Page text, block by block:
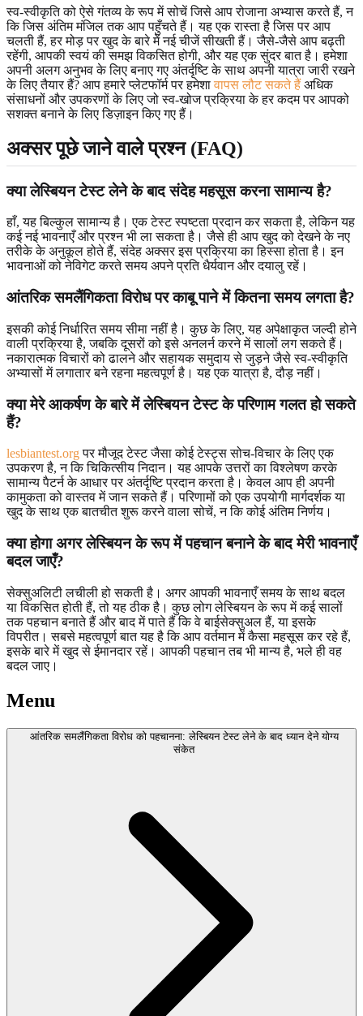
स्व-स्वीकृति को ऐसे गंतव्य के रूप में सोचें जिसे आप रोजाना अभ्यास करते हैं, न
कि जिस अंतिम मंजिल तक आप पहुँचते हैं। यह एक रास्ता है जिस पर आप
चलती हैं, हर मोड़ पर खुद के बारे में नई चीजें सीखती हैं। जैसे-जैसे आप बढ़ती
रहेंगी, आपकी स्वयं की समझ विकसित होगी, और यह एक सुंदर बात है। हमेशा
अपनी अलग अनुभव के लिए बनाए गए अंतर्दृष्टि के साथ अपनी यात्रा जारी रखने
के लिए तैयार हैं? आप हमारे प्लेटफॉर्म पर हमेशावापस लौट सकते हैं अधिक
संसाधनों और उपकरणों के लिए जो स्व-खोज प्रक्रिया के हर कदम पर आपको
सशक्त बनाने के लिए डिज़ाइन किए गए हैं।
अक्सर पूछे जाने वाले प्रश्न (FAQ)
क्या लेस्बियन टेस्ट लेने के बाद संदेह महसूस करना सामान्य है?
हाँ, यह बिल्कुल सामान्य है। एक टेस्ट स्पष्टता प्रदान कर सकता है, लेकिन यह
कई नई भावनाएँ और प्रश्न भी ला सकता है। जैसे ही आप खुद को देखने के नए
तरीके के अनुकूल होते हैं, संदेह अक्सर इस प्रक्रिया का हिस्सा होता है। इन
भावनाओं को नेविगेट करते समय अपने प्रति धैर्यवान और दयालु रहें।
आंतरिक समलैंगिकता विरोध पर काबू पाने में कितना समय लगता है?
इसकी कोई निर्धारित समय सीमा नहीं है। कुछ के लिए, यह अपेक्षाकृत जल्दी होने
वाली प्रक्रिया है, जबकि दूसरों को इसे अनलर्न करने में सालों लग सकते हैं।
नकारात्मक विचारों को ढालने और सहायक समुदाय से जुड़ने जैसे स्व-स्वीकृति
अभ्यासों में लगातार बने रहना महत्वपूर्ण है। यह एक यात्रा है, दौड़ नहीं।
क्या मेरे आकर्षण के बारे में लेस्बियन टेस्ट के परिणाम गलत हो सकते
हैं?
lesbiantest.orgपर मौजूद टेस्ट जैसा कोई टेस्ट्स सोच-विचार के लिए एक
उपकरण है, न कि चिकित्सीय निदान। यह आपके उत्तरों का विश्लेषण करके
सामान्य पैटर्न के आधार पर अंतर्दृष्टि प्रदान करता है। केवल आप ही अपनी
कामुकता को वास्तव में जान सकते हैं। परिणामों को एक उपयोगी मार्गदर्शक या
खुद के साथ एक बातचीत शुरू करने वाला सोचें, न कि कोई अंतिम निर्णय।
क्या होगा अगर लेस्बियन के रूप में पहचान बनाने के बाद मेरी भावनाएँ
बदल जाएँ?
सेक्सुअलिटी लचीली हो सकती है। अगर आपकी भावनाएँ समय के साथ बदल
या विकसित होती हैं, तो यह ठीक है। कुछ लोग लेस्बियन के रूप में कई सालों
तक पहचान बनाते हैं और बाद में पाते हैं कि वे बाईसेक्सुअल हैं, या इसके
विपरीत। सबसे महत्वपूर्ण बात यह है कि आप वर्तमान में कैसा महसूस कर रहे हैं,
इसके बारे में खुद से ईमानदार रहें। आपकी पहचान तब भी मान्य है, भले ही वह
बदल जाए।
Menu
आंतरिक समलैंगिकता विरोध को पहचानना: लेस्बियन टेस्ट लेने के बाद ध्यान देने योग्य
संकेत